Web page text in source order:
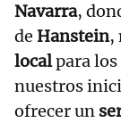
Navarra,
de Hanstein,
localpara los
nuestros
ofrecer un